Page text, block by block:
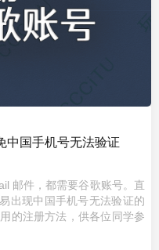
中国手机号无法验证
邮件，都需要谷歌账号。直
出现中国手机号无法验证的
的注册方法，供各位同学参